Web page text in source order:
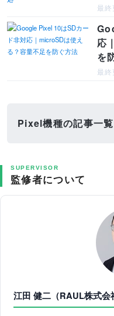
最
応
を
最
Pixel機種の記事一覧
SUPERVISOR
監修者について
江田 健二（RAUL株式会